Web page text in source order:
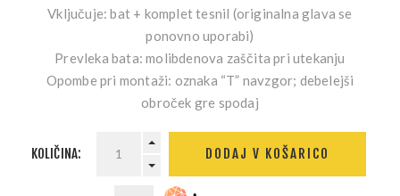
Vključuje: bat + komplet tesnil (originalna glava se
ponovno uporabi)
Prevleka bata: molibdenova zaščita pri utekanju
Opombe pri montaži: oznaka “T” navzgor; debelejši
obroček gre spodaj
KOLIČINA: DODAJ V KOŠARICO